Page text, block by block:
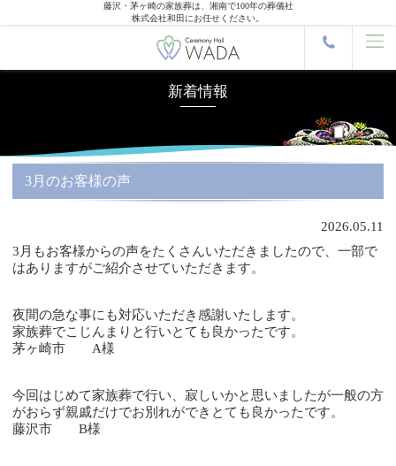
藤沢・茅ヶ崎の家族葬は、湘南で100年の葬儀社
株式会社和田にお任せください。
新着情報
3月のお客様の声
2026.05.11
3月もお客様からの声をたくさんいただきましたので、一部で
はありますがご紹介させていただきます。
夜間の急な事にも対応いただき感謝いたします。
家族葬でこじんまりと行いとても良かったです。
茅ヶ崎市 A様
今回はじめて家族葬で行い、寂しいかと思いましたが一般の方
がおらず親戚だけでお別れができとても良かったです。
藤沢市 B様